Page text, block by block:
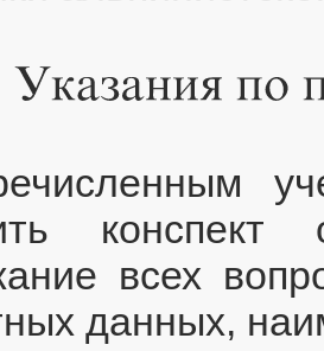
всех
данных,